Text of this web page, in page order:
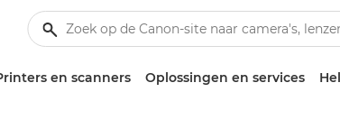
en scanners Oplossingen en services